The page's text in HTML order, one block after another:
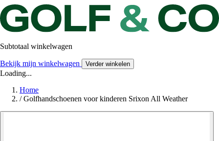
Subtotaal winkelwagen
Bekijk mijn winkelwagen Verder winkelen
Loading...
Home
/ Golfhandschoenen voor kinderen Srixon All Weather